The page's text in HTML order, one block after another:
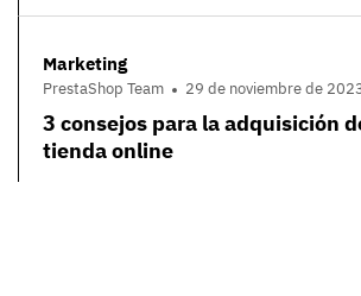
Marketing
PrestaShop Team 29 de noviembre de
3 consejos para la adquisición
tienda online